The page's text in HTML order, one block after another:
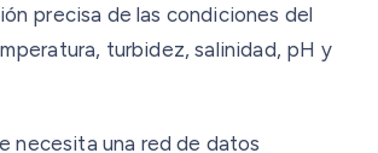
precisa de las condiciones del
turbidez, salinidad, pH y
necesita una red de datos